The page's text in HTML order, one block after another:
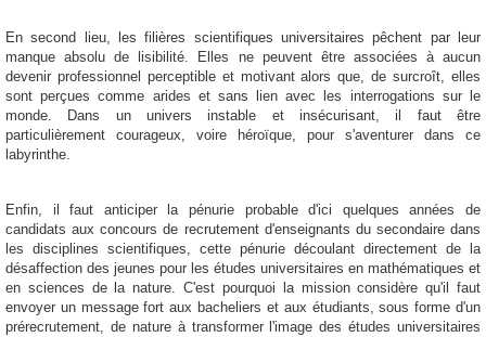
En second lieu, les filières scientifiques universitaires pêchent par leur
manque absolu de lisibilité. Elles ne peuvent être associées à aucun
devenir professionnel perceptible et motivant alors que, de surcroît, elles
sont perçues comme arides et sans lien avec les interrogations sur le
monde. Dans un univers instable et insécurisant, il faut être
particulièrement courageux, voire héroïque, pour s'aventurer dans ce
labyrinthe.
Enfin, il faut anticiper la pénurie probable d'ici quelques années de
candidats aux concours de recrutement d'enseignants du secondaire dans
les disciplines scientifiques, cette pénurie découlant directement de la
désaffection des jeunes pour les études universitaires en mathématiques et
en sciences de la nature. C'est pourquoi la mission considère qu'il faut
envoyer un message fort aux bacheliers et aux étudiants, sous forme d'un
prérecrutement, de nature à transformer l'image des études universitaires